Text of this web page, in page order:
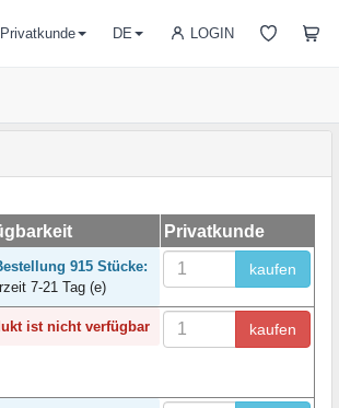
LOGIN
Privatkunde DE
Privatkunde
915 Stücke:
7-21 Tag (e)
kaufen
ist nicht verfügbar kaufen